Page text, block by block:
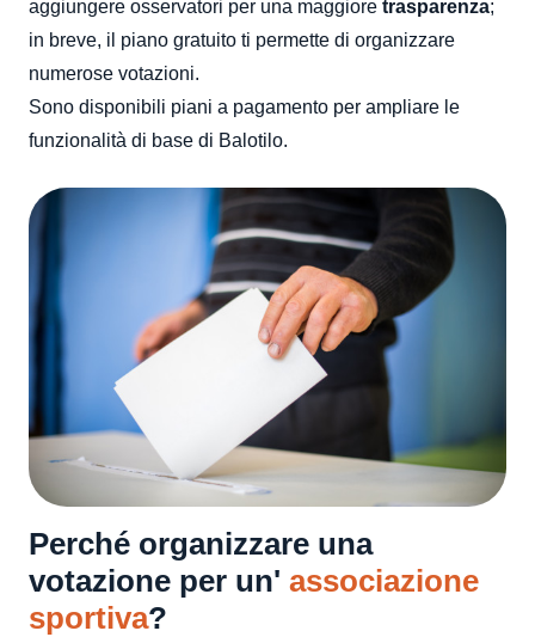
aggiungere osservatori per una maggiore trasparenza;
in breve, il piano gratuito ti permette di organizzare
numerose votazioni.
Sono disponibili piani a pagamento per ampliare le
funzionalità di base di Balotilo.
Perché organizzare una
votazione per un' associazione
sportiva?